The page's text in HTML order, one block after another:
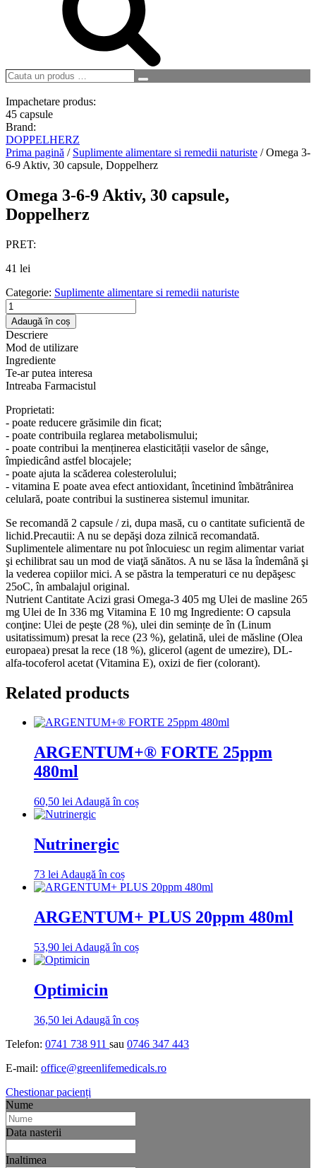
Cauta
produs
…
Search
Impachetare produs:
45 capsule
Brand:
DOPPELHERZ
Prima pagină / Suplimente alimentare si remedii naturiste / Omega 3-
6-9 Aktiv, 30 capsule, Doppelherz
Omega 3-6-9 Aktiv, 30 capsule,
Doppelherz
PRET:
41 lei
Categorie: Suplimente alimentare si remedii naturiste
Cantitate
Omega
3-
6-
9
Aktiv,
30
capsule,
Doppelherz
Adaugă în coș
Descriere
Mod de utilizare
Ingrediente
Te-ar putea interesa
Intreaba Farmacistul
Proprietati:
- poate reducere grăsimile din ficat;
- poate contribuila reglarea metabolismului;
- poate contribui la menținerea elasticității vaselor de sânge,
împiedicând astfel blocajele;
- poate ajuta la scăderea colesterolului;
- vitamina E poate avea efect antioxidant, încetinind îmbătrânirea
celulară, poate contribui la sustinerea sistemul imunitar.
Se recomandă 2 capsule / zi, dupa masă, cu o cantitate suficientă de
lichid.Precautii: A nu se depăşi doza zilnică recomandată.
Suplimentele alimentare nu pot înlocuiesc un regim alimentar variat
şi echilibrat sau un mod de viaţă sănătos. A nu se lăsa la îndemână şi
la vederea copiilor mici. A se păstra la temperaturi ce nu depăşesc
25oC, în ambalajul original.
Nutrient Cantitate Acizi grasi Omega-3 405 mg Ulei de masline 265
mg Ulei de In 336 mg Vitamina E 10 mg Ingrediente: O capsula
conţine: Ulei de peşte (28 %), ulei din semințe de în (Linum
usitatissimum) presat la rece (23 %), gelatină, ulei de măsline (Olea
europaea) presat la rece (18 %), glicerol (agent de umezire), DL-
alfa-tocoferol acetat (Vitamina E), oxizi de fier (colorant).
Related products
ARGENTUM+® FORTE 25ppm
480ml
60,50 lei Adaugă în coș
Nutrinergic
73 lei Adaugă în coș
ARGENTUM+ PLUS 20ppm 480ml
53,90 lei Adaugă în coș
Optimicin
36,50 lei Adaugă în coș
Telefon: 0741 738 911 sau 0746 347 443
E-mail: office@greenlifemedicals.ro
Chestionar pacienți
Nume
Data nasterii
Inaltimea